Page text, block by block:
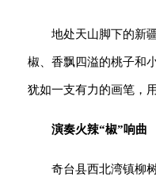
地处天山脚下的新
椒、香飘四溢的桃子和
犹如一支有力的画笔，
演奏火辣“椒”响曲
奇台县西北湾镇柳